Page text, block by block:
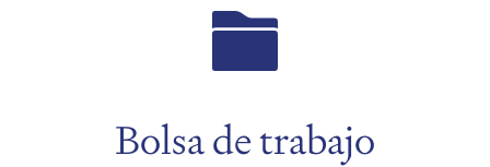
Bolsa de trabajo